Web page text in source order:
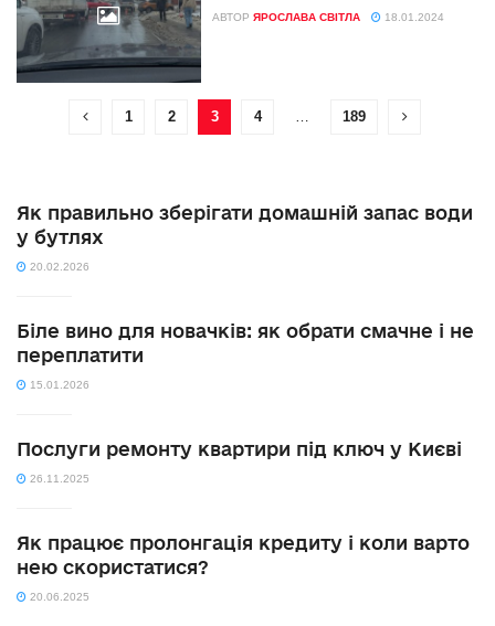
АВТОР ЯРОСЛАВА СВІТЛА 18.01.2024
1 2 3 4 … 189
Як правильно зберігати домашній запас води
у бутлях
20.02.2026
Біле вино для новачків: як обрати смачне і не
переплатити
15.01.2026
Послуги ремонту квартири під ключ у Києві
26.11.2025
Як працює пролонгація кредиту і коли варто
нею скористатися?
20.06.2025